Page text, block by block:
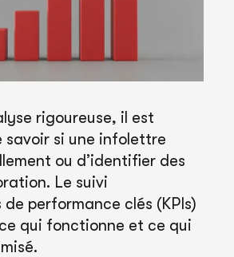
rigoureuse, il est
savoir si une infolettre
ou d’identifier des
Le suivi
performance clés (KPIs)
qui fonctionne et ce qui